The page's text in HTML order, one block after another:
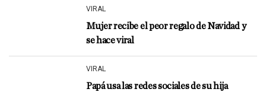
VIRAL
Mujer recibe el peor regalo de Navidad y
se hace viral
VIRAL
Papá usa las redes sociales de su hija